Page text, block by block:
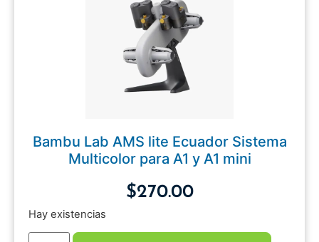
Bambu Lab AMS lite Ecuador Sistema
Multicolor para A1 y A1 mini
$270.00
Hay existencias